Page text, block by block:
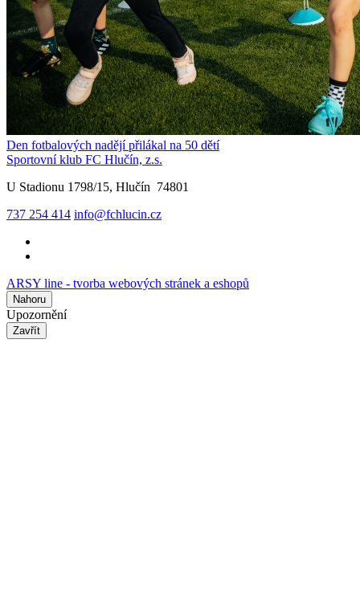
Den fotbalových nadějí přilákal na 50 dětí
Sportovní klub FC Hlučín, z.s.
U Stadionu 1798/15, Hlučín 74801
737 254 414 info@fchlucin.cz
ARSY line - tvorba webových stránek a eshopů
Nahoru
Upozornění
Zavřít